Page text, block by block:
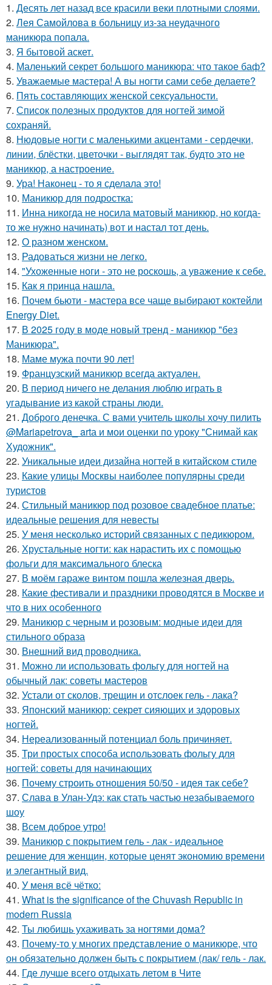
1. Десять лет назад все красили веки плотными слоями.
2. Лея Самойлова в больницу из-за неудачного
маникюра попала.
3. Я бытовой аскет.
4. Маленький секрет большого маникюра: что такое баф?
5. Уважаемые мастера! А вы ногти сами себе делаете?
6. Пять составляющих женской сексуальности.
7. Список полезных продуктов для ногтей зимой
сохраняй.
8. Нюдовые ногти с маленькими акцентами - сердечки,
линии, блёстки, цветочки - выглядят так, будто это не
маникюр, а настроение.
9. Ура! Наконец - то я сделала это!
10. Маникюр для подростка:
11. Инна никогда не носила матовый маникюр, но когда-
то же нужно начинать) вот и настал тот день.
12. О разном женском.
13. Радоваться жизни не легко.
14. "Ухоженные ноги - это не роскошь, а уважение к себе.
15. Как я принца нашла.
16. Почем бьюти - мастера все чаще выбирают коктейли
Energy Diet.
17. В 2025 году в моде новый тренд - маникюр "без
Маникюра".
18. Маме мужа почти 90 лет!
19. Французский маникюр всегда актуален.
20. В период ничего не делания люблю играть в
угадывание из какой страны люди.
21. Доброго денечка. С вами учитель школы хочу пилить
@Mariapetrova_ artа и мои оценки по уроку "Снимай как
Художник".
22. Уникальные идеи дизайна ногтей в китайском стиле
23. Какие улицы Москвы наиболее популярны среди
туристов
24. Стильный маникюр под розовое свадебное платье:
идеальные решения для невесты
25. У меня несколько историй связанных с педикюром.
26. Хрустальные ногти: как нарастить их с помощью
фольги для максимального блеска
27. В моём гараже винтом пошла железная дверь.
28. Какие фестивали и праздники проводятся в Москве и
что в них особенного
29. Маникюр с черным и розовым: модные идеи для
стильного образа
30. Внешний вид проводника.
31. Можно ли использовать фольгу для ногтей на
обычный лак: советы мастеров
32. Устали от сколов, трещин и отслоек гель - лака?
33. Японский маникюр: секрет сияющих и здоровых
ногтей.
34. Нереализованный потенциал боль причиняет.
35. Три простых способа использовать фольгу для
ногтей: советы для начинающих
36. Почему строить отношения 50/50 - идея так себе?
37. Слава в Улан-Удэ: как стать частью незабываемого
шоу
38. Всем доброе утро!
39. Маникюр с покрытием гель - лак - идеальное
решение для женщин, которые ценят экономию времени
и элегантный вид.
40. У меня всё чётко:
41. What is the significance of the Chuvash Republic in
modern Russia
42. Ты любишь ухаживать за ногтями дома?
43. Почему-то у многих представление о маникюре, что
он обязательно должен быть с покрытием (лак/ гель - лак.
44. Где лучше всего отдыхать летом в Чите